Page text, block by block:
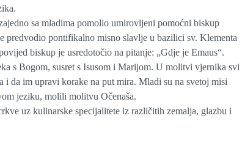
sa mladima pomolio umirovljeni pomoćni biskup
predvodio pontifikalno misno slavlje u bazilici sv. Klementa
biskup je usredotočio na pitanje: „Gdje je Emaus“.
s Bogom, susret s Isusom i Marijom. U molitvi vjernika svi
da im upravi korake na put mira. Mladi su na svetoj misi
jeziku, molili molitvu Očenaša.
uz kulinarske specijalitete iz različitih zemalja, glazbu i